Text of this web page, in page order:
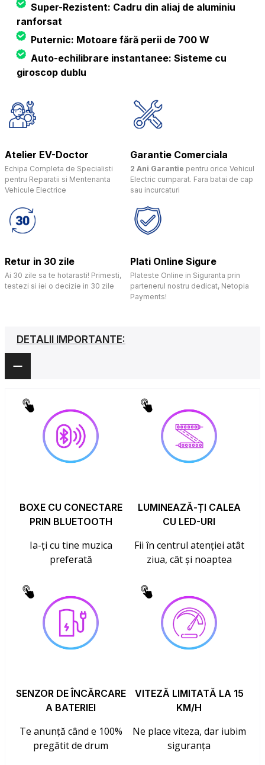
Super-Rezistent: Cadru din aliaj de aluminiu
ranforsat
Puternic: Motoare fără perii de 700 W
Auto-echilibrare instantanee: Sisteme cu
giroscop dublu
Atelier EV-Doctor
Echipa Completa de Specialisti
pentru Reparatii si Mentenanta
Vehicule Electrice
Garantie Comerciala
2 Ani Garantie pentru orice Vehicul
Electric cumparat. Fara batai de cap
sau incurcaturi
Retur in 30 zile
Ai 30 zile sa te hotarasti! Primesti,
testezi si iei o decizie in 30 zile
Plati Online Sigure
Plateste Online in Siguranta prin
partenerul nostru dedicat, Netopia
Payments!
DETALII IMPORTANTE:
BOXE CU CONECTARE
PRIN BLUETOOTH
Ia-ți cu tine muzica
preferată
LUMINEAZĂ-ȚI CALEA
CU LED-URI
Fii în centrul atenției atât
ziua, cât și noaptea
SENZOR DE ÎNCĂRCARE
A BATERIEI
Te anunță când e 100%
pregătit de drum
VITEZĂ LIMITATĂ LA 15
KM/H
Ne place viteza, dar iubim
siguranța